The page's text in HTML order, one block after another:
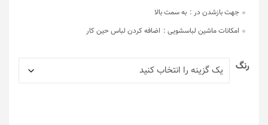
جهت بازشدن در : به سمت بالا
امکانات ماشین لباسشویی : اضافه کردن لباس حین کار
رنگ